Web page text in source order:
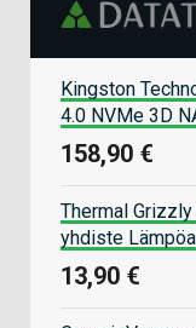
Kingston
4.0 NVMe 3D
158,90 €
Thermal
yhdiste
13,90 €